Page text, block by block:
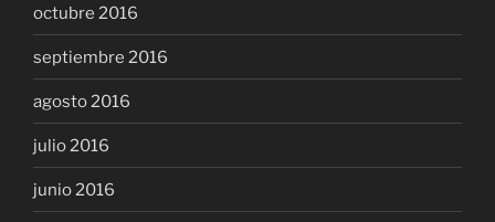
octubre 2016
septiembre 2016
agosto 2016
julio 2016
junio 2016